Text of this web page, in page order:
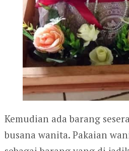
Kemudian ada barang
busana wanita. Pakaian